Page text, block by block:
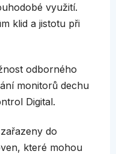
využití.
klid a jistotu při
odborného
monitorů dechu
Digital.
do
které mohou